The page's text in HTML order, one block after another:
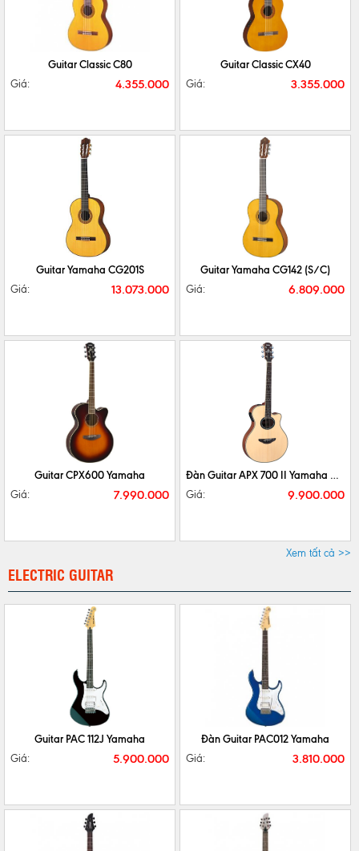
MUA NGAY
Guitar Classic C80
Giá: 4.355.000
MUA NGAY
Guitar Classic CX40
Giá: 3.355.000
CHI TIẾT MUA NGAY
Guitar Yamaha CG201S
Giá: 13.073.000
MUA NGAY
Guitar Yamaha CG142 (S/C)
Giá: 6.809.000
MUA NGAY
Guitar CPX600 Yamaha
Giá: 7.990.000
MUA NGAY
Đàn Guitar APX 700 II Yamaha NT/ BS
Giá: 9.900.000
Xem tất cả >>
ELECTRIC GUITAR
MUA NGAY
Guitar PAC 112J Yamaha
Giá: 5.900.000
MUA NGAY
Đàn Guitar PAC012 Yamaha
Giá: 3.810.000